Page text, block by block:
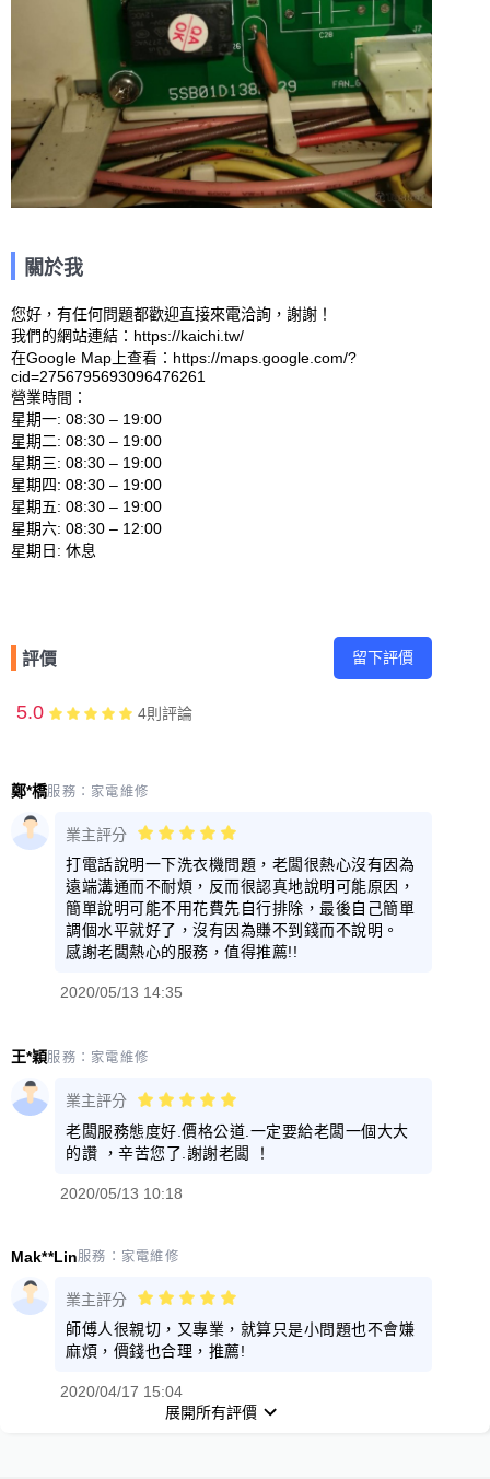
關於我
您好，有任何問題都歡迎直接來電洽詢，謝謝！
我們的網站連結：https://kaichi.tw/
在Google Map上查看：https://maps.google.com/?
cid=2756795693096476261
營業時間：
星期一: 08:30 – 19:00
星期二: 08:30 – 19:00
星期三: 08:30 – 19:00
星期四: 08:30 – 19:00
星期五: 08:30 – 19:00
星期六: 08:30 – 12:00
評價 留下評價
5.0 4則評論
鄭*橋服務： 家電維修
業主評分
打電話說明一下洗衣機問題，老闆很熱心沒有因為
遠端溝通而不耐煩，反而很認真地說明可能原因，
簡單說明可能不用花費先自行排除，最後自己簡單
調個水平就好了，沒有因為賺不到錢而不說明。
感謝老闆熱心的服務，值得推薦!!
2020/05/13 14:35
王*穎服務： 家電維修
業主評分
老闆服務態度好.價格公道.一定要給老闆一個大大
的讚 ，辛苦您了.謝謝老闆 ！
2020/05/13 10:18
Mak**Lin服務： 家電維修
業主評分
師傅人很親切，又專業，就算只是小問題也不會嫌
麻煩，價錢也合理，推薦!
2020/04/17 15:04
展開所有評價